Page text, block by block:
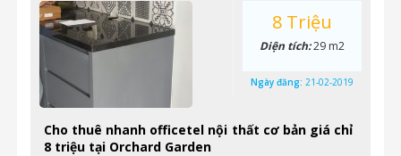
Cho thuê nhanh officetel nội thất cơ bản giá chỉ
8 triệu tại Orchard Garden
8 Triệu
Diện tích:29 m2
Ngày đăng: 21-02-2019